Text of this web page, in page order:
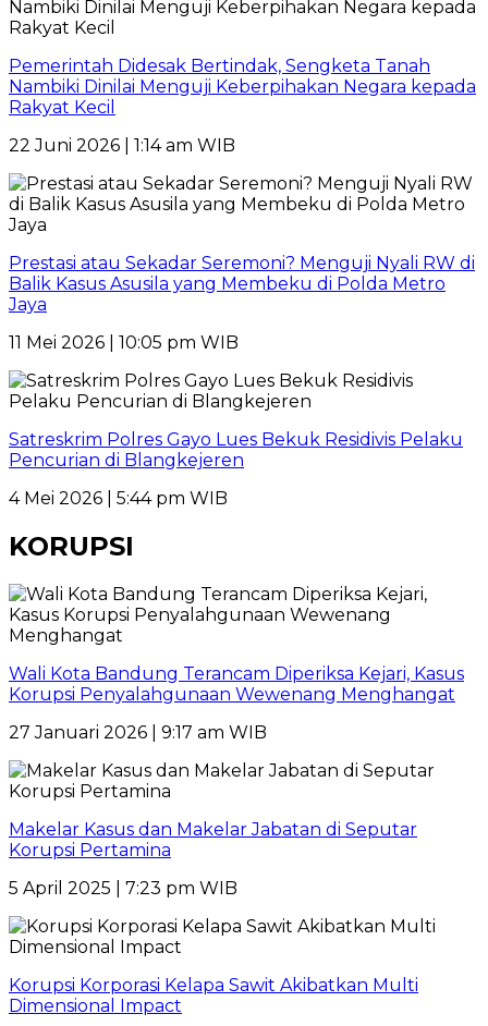
Pemerintah Didesak Bertindak, Sengketa Tanah
Nambiki Dinilai Menguji Keberpihakan Negara kepada
Rakyat Kecil
22 Juni 2026 | 1:14 am WIB
Prestasi atau Sekadar Seremoni? Menguji Nyali RW di
Balik Kasus Asusila yang Membeku di Polda Metro
Jaya
11 Mei 2026 | 10:05 pm WIB
Satreskrim Polres Gayo Lues Bekuk Residivis Pelaku
Pencurian di Blangkejeren
4 Mei 2026 | 5:44 pm WIB
KORUPSI
Wali Kota Bandung Terancam Diperiksa Kejari, Kasus
Korupsi Penyalahgunaan Wewenang Menghangat
27 Januari 2026 | 9:17 am WIB
Makelar Kasus dan Makelar Jabatan di Seputar
Korupsi Pertamina
5 April 2025 | 7:23 pm WIB
Korupsi Korporasi Kelapa Sawit Akibatkan Multi
Dimensional Impact